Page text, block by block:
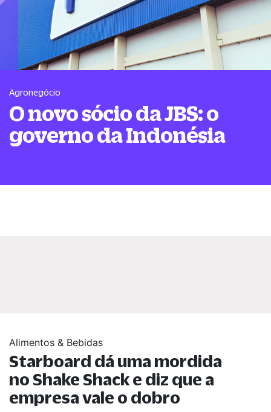
Agronegócio
O novo sócio da JBS: o
governo da Indonésia
Alimentos & Bebidas
Starboard dá uma mordida
no Shake Shack e diz que a
empresa vale o dobro